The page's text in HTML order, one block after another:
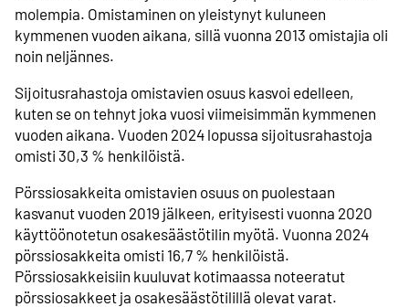
molempia. Omistaminen on yleistynyt kuluneen
kymmenen vuoden aikana, sillä vuonna 2013 omistajia oli
noin neljännes.
Sijoitusrahastoja omistavien osuus kasvoi edelleen,
kuten se on tehnyt joka vuosi viimeisimmän kymmenen
vuoden aikana. Vuoden 2024 lopussa sijoitusrahastoja
omisti 30,3 % henkilöistä.
Pörssiosakkeita omistavien osuus on puolestaan
kasvanut vuoden 2019 jälkeen, erityisesti vuonna 2020
käyttöönotetun osakesäästötilin myötä. Vuonna 2024
pörssiosakkeita omisti 16,7 % henkilöistä.
Pörssiosakkeisiin kuuluvat kotimaassa noteeratut
pörssiosakkeet ja osakesäästötilillä olevat varat.